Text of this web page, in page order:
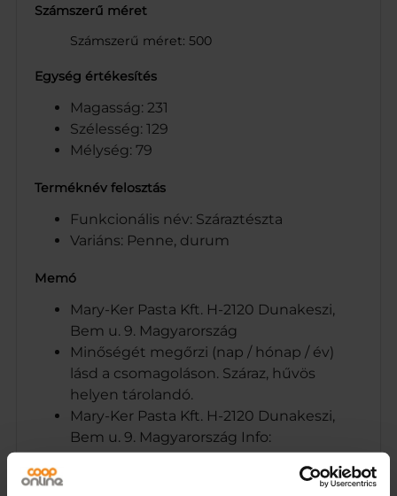
Számszerű méret
Számszerű méret: 500
Egység értékesítés
Magasság: 231
Szélesség: 129
Mélység: 79
Terméknév felosztás
Funkcionális név: Száraztészta
Variáns: Penne, durum
Memó
Mary-Ker Pasta Kft. H-2120 Dunakeszi,
Bem u. 9. Magyarország
Minőségét megőrzi (nap / hónap / év)
lásd a csomagoláson. Száraz, hűvös
helyen tárolandó.
Mary-Ker Pasta Kft. H-2120 Dunakeszi,
Bem u. 9. Magyarország Info: